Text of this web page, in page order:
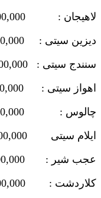
لاهیجان : 4,800,000 تومان
دیزین سیتی : 1,900,000 تومان
سنندج سیتی : 7,800,000 تومان
اهواز سیتی : 9,500,000 تومان
چالوس : 3,900,000 تومان
ایلام سیتی 6,700,000 تومان
عجب شیر : 6,500,000 تومان
کلاردشت : 4,600,000 تومان